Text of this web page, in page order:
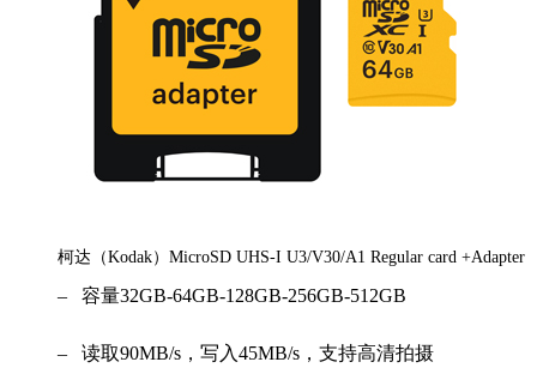
柯达（Kodak）MicroSD UHS-I U3/V30/A1 Regular card +Adapter
– 容量32GB-64GB-128GB-256GB-512GB
– 读取90MB/s，写入45MB/s，支持高清拍摄